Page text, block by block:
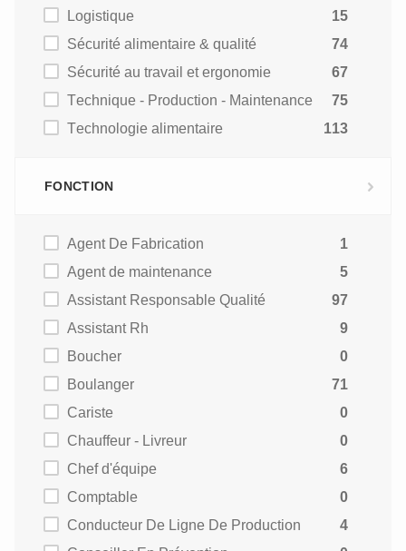
Logistique
15
Sécurité alimentaire & qualité
74
Sécurité au travail et ergonomie
67
Technique - Production - Maintenance
75
Technologie alimentaire
113
FONCTION
Agent De Fabrication
1
Agent de maintenance
5
Assistant Responsable Qualité
97
Assistant Rh
9
Boucher
0
Boulanger
71
Cariste
0
Chauffeur - Livreur
0
Chef d'équipe
6
Comptable
0
Conducteur De Ligne De Production
4